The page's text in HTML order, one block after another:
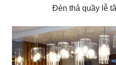
Đèn thả quầy lễ